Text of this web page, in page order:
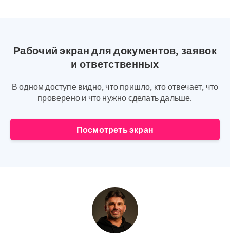
Рабочий экран для документов, заявок
и ответственных
В одном доступе видно, что пришло, кто отвечает, что
проверено и что нужно сделать дальше.
Посмотреть экран